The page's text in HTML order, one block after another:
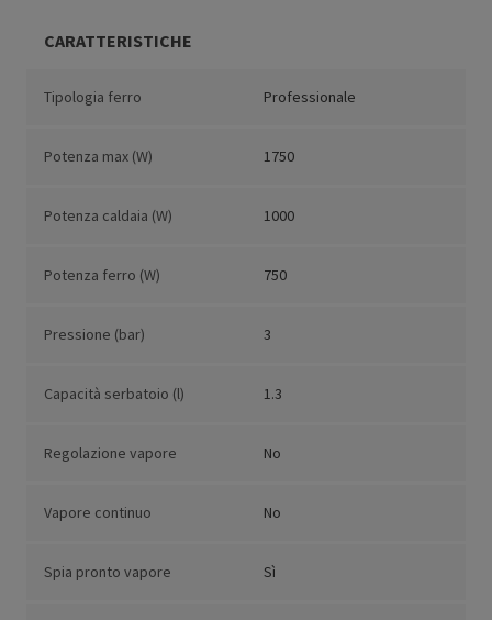
CARATTERISTICHE
Tipologia ferro Professionale
Potenza max (W) 1750
Potenza caldaia (W) 1000
Potenza ferro (W) 750
Pressione (bar) 3
Capacità serbatoio (l) 1.3
Regolazione vapore No
Vapore continuo No
Spia pronto vapore Sì